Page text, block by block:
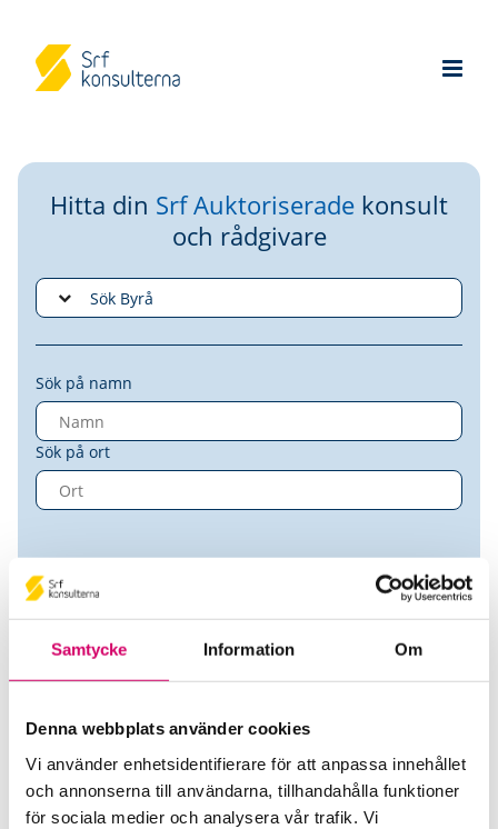
Samtycke Information Om
Denna webbplats använder cookies
Vi använder enhetsidentifierare för att anpassa innehållet
och annonserna till användarna, tillhandahålla funktioner
för sociala medier och analysera vår trafik. Vi
Hitta din Srf Auktoriserade konsult
och rådgivare
Sök på namn
Sök på ort
Jan Anders Möller